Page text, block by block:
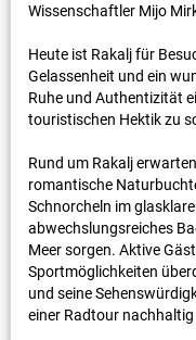
Wissenschaftler Mijo
Heute ist Rakalj für
Gelassenheit und ein
Ruhe und Authentizität
touristischen Hektik zu
Rund um Rakalj
romantische
Schnorcheln im
abwechslungsreiches
Meer sorgen. Aktive
Sportmöglichkeiten
und seine
einer Radtour